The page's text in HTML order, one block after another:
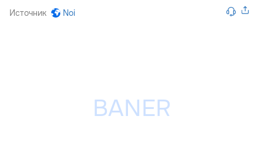
Источник Noi